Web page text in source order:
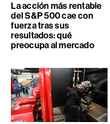
La acción más rentable
del S&P 500 cae con
fuerza tras sus
resultados: qué
preocupa al mercado